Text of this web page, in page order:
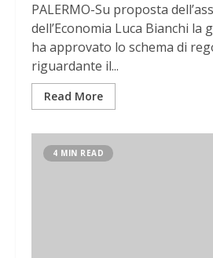
PALERMO-Su proposta
dell’Economia Luca Bianchi la
ha approvato lo schema di
riguardante il...
Read More
4 MIN READ